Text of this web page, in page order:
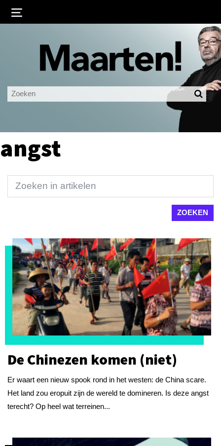
Ingelogd blijven
LOGIN
angst
De Chinezen komen (niet)
Er waart een nieuw spook rond in het westen: de China scare.
Het land zou eropuit zijn de wereld te domineren. Is deze angst
terecht? Op heel wat terreinen...